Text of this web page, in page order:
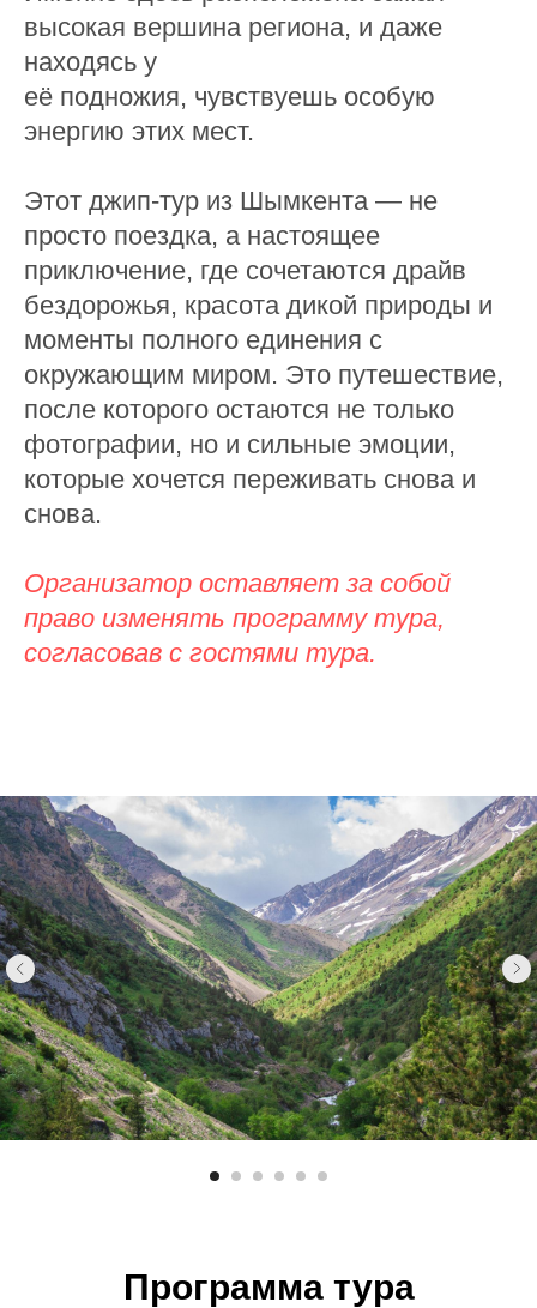
высокая вершина региона, и даже
находясь у
её подножия, чувствуешь особую
энергию этих мест.
Этот джип-тур из Шымкента — не
просто поездка, а настоящее
приключение, где сочетаются драйв
бездорожья, красота дикой природы и
моменты полного единения с
окружающим миром. Это путешествие,
после которого остаются не только
фотографии, но и сильные эмоции,
которые хочется переживать снова и
снова.
Организатор оставляет за собой
право изменять программу тура,
согласовав с гостями тура.
Программа тура